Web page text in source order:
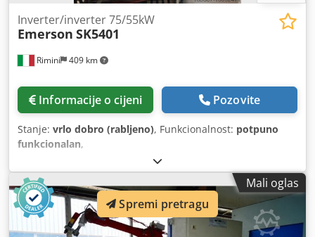
Rimini 409 km
Inverter/inverter 75/55kW
Emerson SK5401
Informacije o cijeni Pozovite
Stanje: vrlo dobro (rabljeno), Funkcionalnost: potpuno
funkcionalan,
Mali oglas
Spremi pretragu